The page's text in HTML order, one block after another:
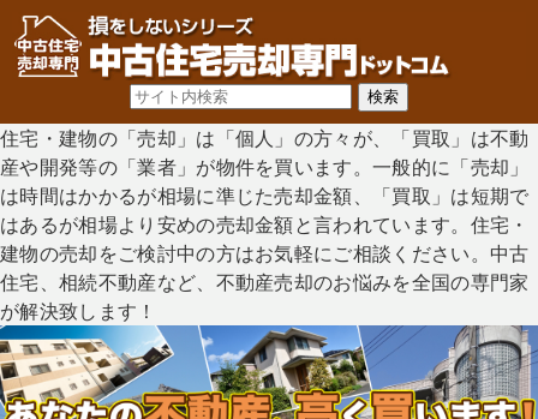
住宅・建物の「売却」は「個人」の方々が、「買取」は不動
産や開発等の「業者」が物件を買います。一般的に「売却」
は時間はかかるが相場に準じた売却金額、「買取」は短期で
はあるが相場より安めの売却金額と言われています。住宅・
建物の売却をご検討中の方はお気軽にご相談ください。中古
住宅、相続不動産など、不動産売却のお悩みを全国の専門家
が解決致します！